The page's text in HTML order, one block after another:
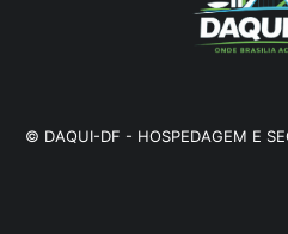
© DAQUI-DF - HOSPEDAGEM E